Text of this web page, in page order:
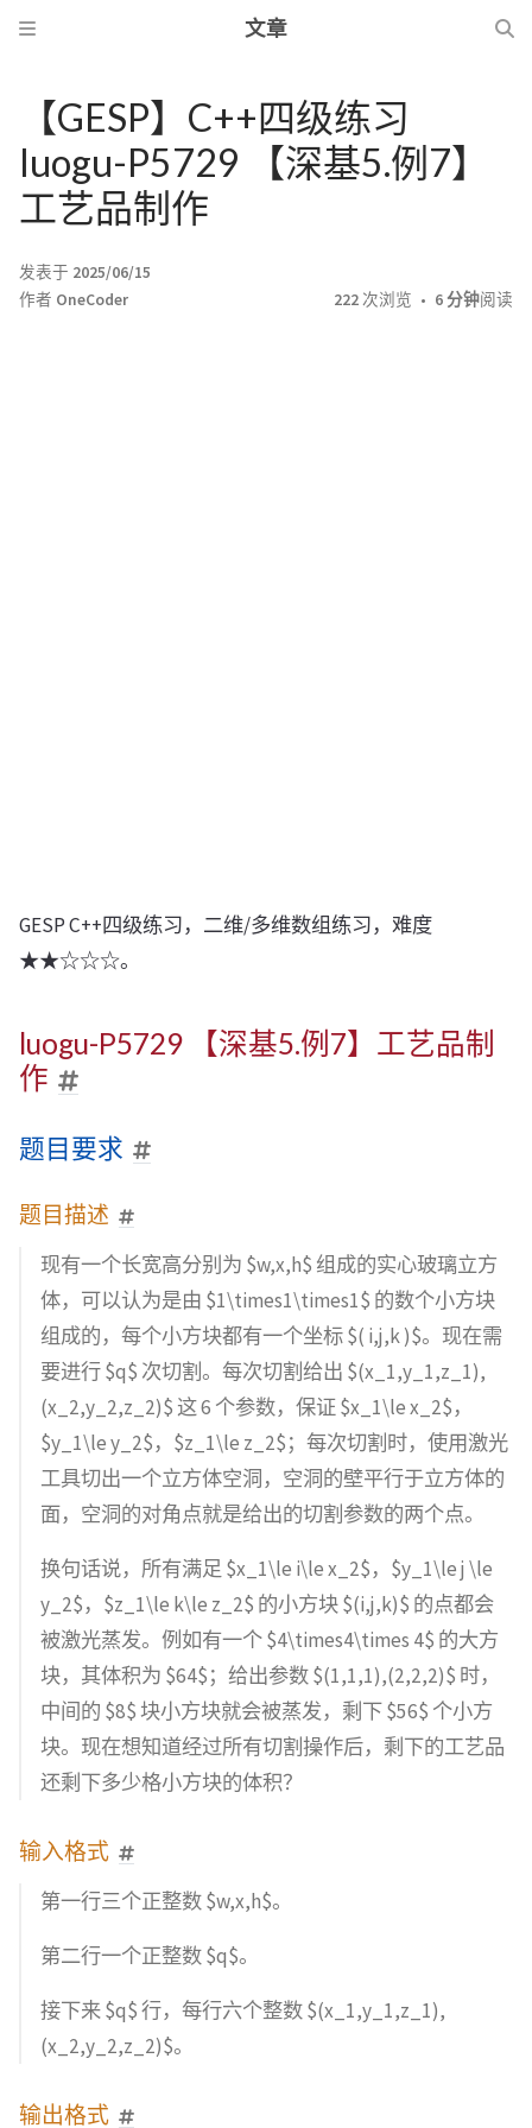
文章
【GESP】C++四级练习
luogu-P5729 【深基5.例7】
工艺品制作
发表于 2025/06/15
作者 OneCoder 222次浏览 6 分钟阅读
GESP C++四级练习，二维/多维数组练习，难度
★★☆☆☆。
luogu-P5729 【深基5.例7】工艺品制
作
题目要求
题目描述
现有一个长宽高分别为 $w,x,h$ 组成的实心玻璃立方
体，可以认为是由 $1\times1\times1$ 的数个小方块
组成的，每个小方块都有一个坐标 $( i,j,k )$。现在需
要进行 $q$ 次切割。每次切割给出 $(x_1,y_1,z_1),
(x_2,y_2,z_2)$ 这 6 个参数，保证 $x_1\le x_2$，
$y_1\le y_2$，$z_1\le z_2$；每次切割时，使用激光
工具切出一个立方体空洞，空洞的壁平行于立方体的
面，空洞的对角点就是给出的切割参数的两个点。
换句话说，所有满足 $x_1\le i\le x_2$，$y_1\le j \le
y_2$，$z_1\le k\le z_2$ 的小方块 $(i,j,k)$ 的点都会
被激光蒸发。例如有一个 $4\times4\times 4$ 的大方
块，其体积为 $64$；给出参数 $(1,1,1),(2,2,2)$ 时，
中间的 $8$ 块小方块就会被蒸发，剩下 $56$ 个小方
块。现在想知道经过所有切割操作后，剩下的工艺品
还剩下多少格小方块的体积？
输入格式
第一行三个正整数 $w,x,h$。
第二行一个正整数 $q$。
接下来 $q$ 行，每行六个整数 $(x_1,y_1,z_1),
(x_2,y_2,z_2)$。
输出格式